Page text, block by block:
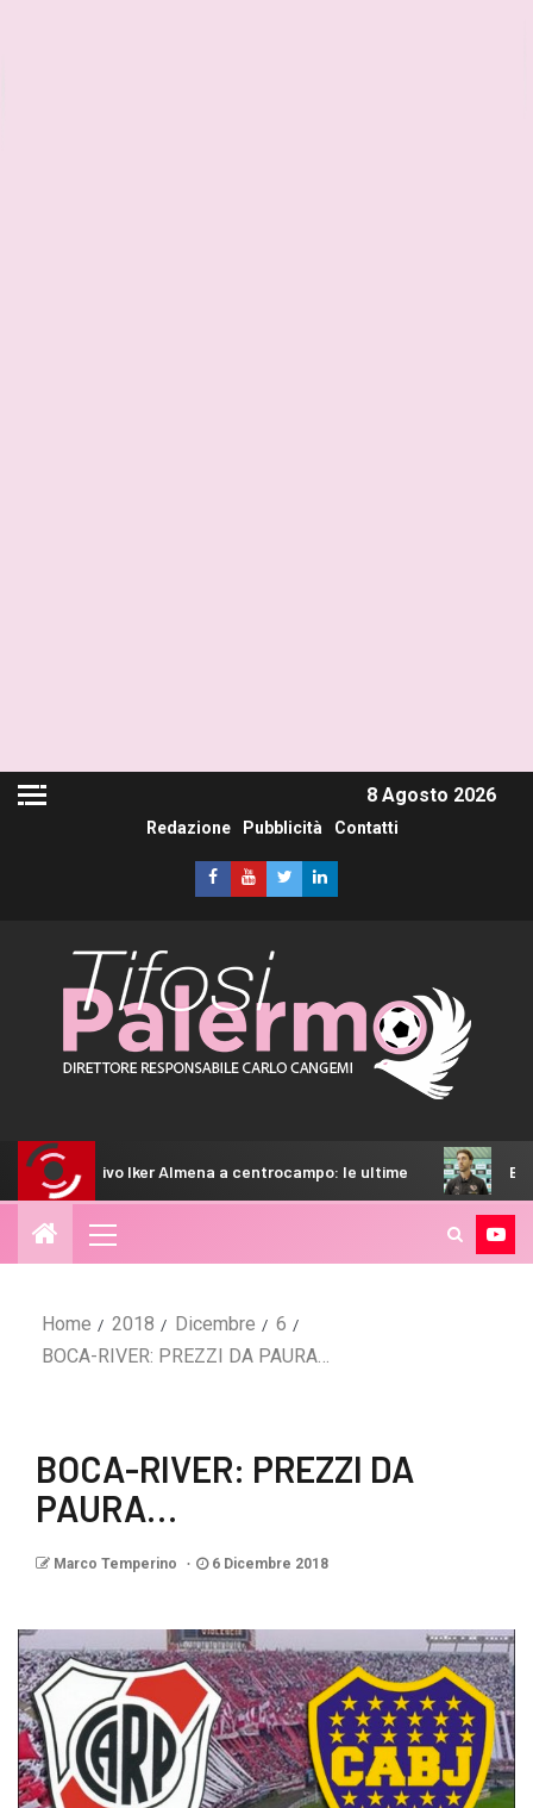
8 Agosto 2026
Redazione Pubblicità Contatti
Almena a centrocampo: le ultime Bani: “Non ci siamo
Home 2018 Dicembre
6
BOCA-RIVER: PREZZI DA PAURA…
BOCA-RIVER: PREZZI DA
PAURA…
Marco Temperino 6 Dicembre 2018